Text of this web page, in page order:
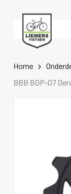
Home
BBB BDP-07